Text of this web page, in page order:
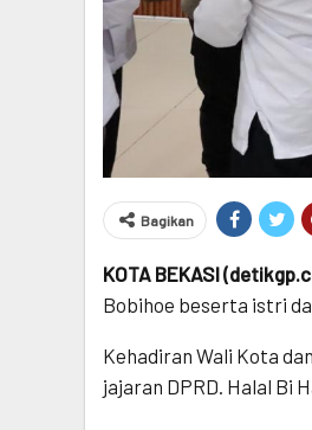
Bagikan
KOTA BEKASI
Bobihoe beserta istri
Kehadiran Wali Kota
jajaran DPRD. Halal Bi